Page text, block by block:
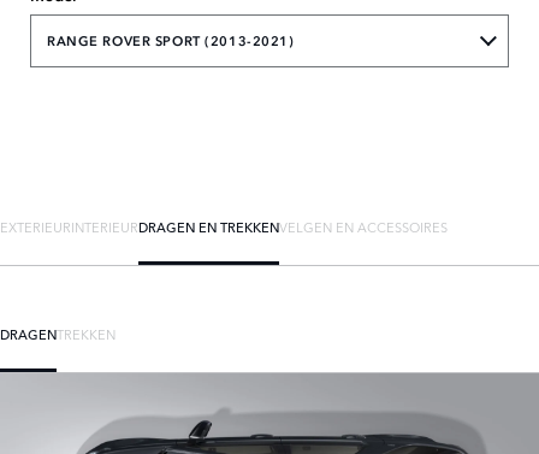
RANGE ROVER SPORT (2013-2021)
EXTERIEURINTERIEURDRAGEN EN TREKKENVELGEN EN ACCESSOIRES
DRAGENTREKKEN